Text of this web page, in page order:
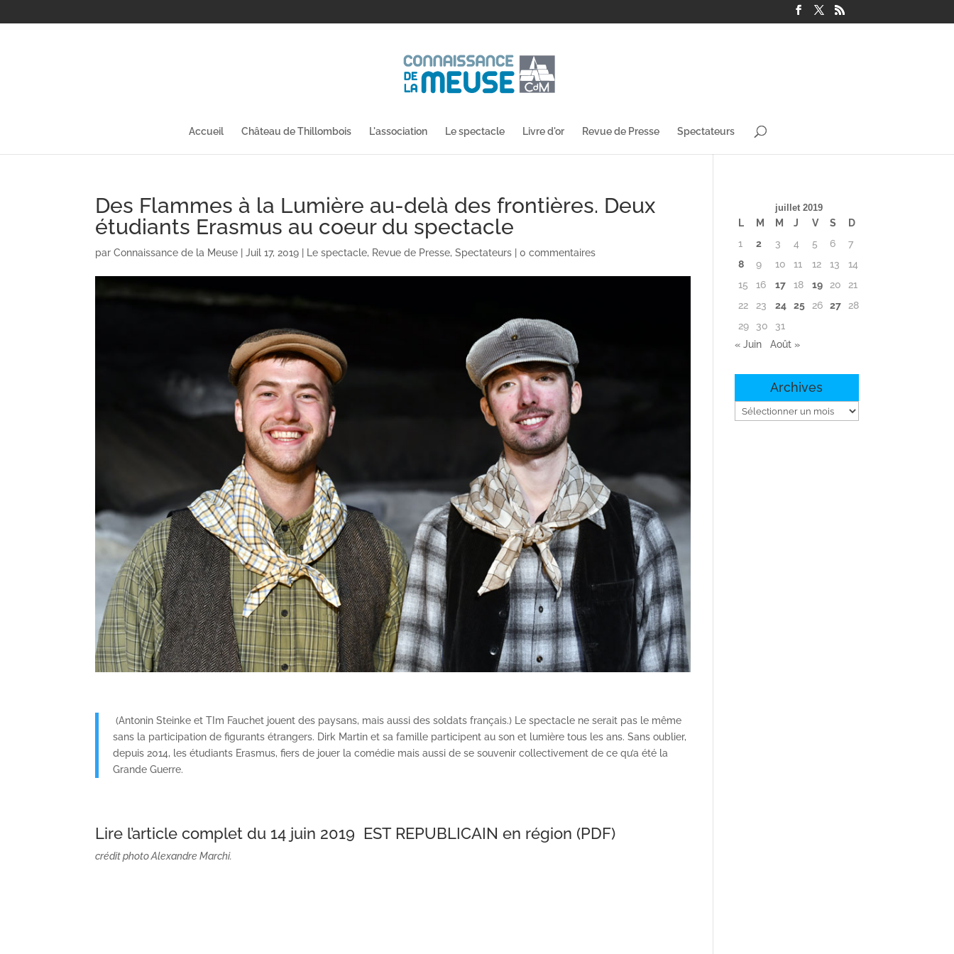
Accueil Château de Thillombois L'association Le spectacle Livre d'or Revue de Presse Spectateurs
Des Flammes à la Lumière au-delà des frontières. Deux
étudiants Erasmus au coeur du spectacle
parConnaissance de la Meuse |Juil 17, 2019 | Le spectacle, Revue de Presse,Spectateurs |0 commentaires
(Antonin Steinke et TIm Fauchet jouent des paysans, mais aussi des soldats français.) Le spectacle ne serait pas le même
sans la participation de figurants étrangers. Dirk Martin et sa famille participent au son et lumière tous les ans. Sans oublier,
depuis 2014, les étudiants Erasmus, fiers de jouer la comédie mais aussi de se souvenir collectivement de ce qu’a été la
Grande Guerre.
Lire l’article complet du 14 juin 2019 EST REPUBLICAIN en région (PDF)
crédit photo Alexandre Marchi.
juillet 2019
L M M J V S
D
1
2 3 4 5 6
7
8
9 10 11 12 13
14
15
16 17 18 19 20
21
22
23 24 25 26 27
28
29
30
31
« Juin
Août »
Archives
Archives